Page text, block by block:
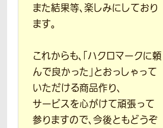
また結果等、楽しみにしており
ます。
これからも、「ハクロマークに頼
んで良かった」とおっしゃって
いただける商品作り、
サービスを心がけて頑張って
参りますので、今後ともどうぞ